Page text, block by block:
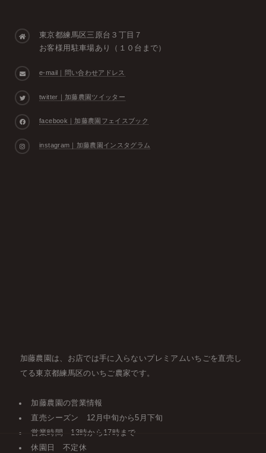
東京都練馬区三原台３丁目７
お客様用駐車場あり（１０台まで）
e-mail｜問い合わせアドレス
twitter｜加藤農園ツイッター
facebook｜加藤農園フェイスブック
instagram｜加藤農園インスタグラム
加藤農園は、お店では手に入らないプレミアムいちごを直売し
てる東京都練馬区のいちご農家です。
加藤農園の営業情報
直売シーズン 12月中旬から5月下旬
営業時間 13時から17時まで
休園日 不定休